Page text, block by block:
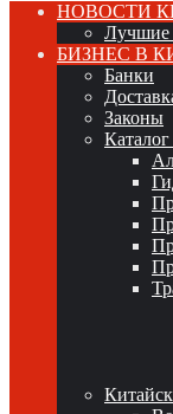
НОВОСТИ
Лучшие
БИЗНЕС В
Банки
Законы